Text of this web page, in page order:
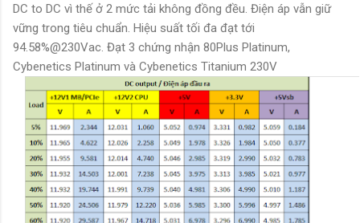
DC to DC vì thế ở 2 mức tải không đồng đều. Điện áp vẫn giữ
vững trong tiêu chuẩn. Hiệu suất tối đa đạt tới
94.58%@230Vac. Đạt 3 chứng nhận 80Plus Platinum,
Cybenetics Platinum và Cybenetics Titanium 230V